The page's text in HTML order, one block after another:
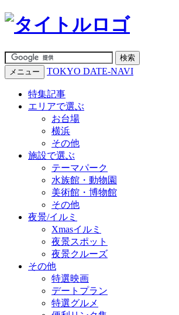
メニュー TOKYO DATE-NAVI
特集記事
エリアで選ぶ
お台場
横浜
その他
施設で選ぶ
テーマパーク
水族館・動物園
美術館・博物館
その他
夜景/イルミ
Xmasイルミ
夜景スポット
夜景クルーズ
その他
特選映画
デートプラン
特選グルメ